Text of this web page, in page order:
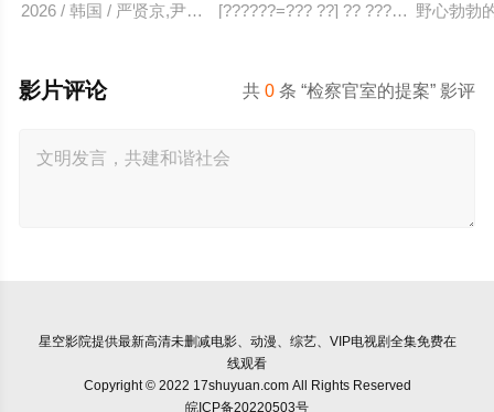
2026 / 韩国 / 严贤京,尹仲勋,申正允,尹多英,金惠玉,鲜于在德,尹
[??????=??? ??] ?? ???? ?? ?? ???
野心勃勃
共0 条 “检察官室的提案” 影评
影片评论
星空影院提供最新高清未删减电影、动漫、综艺、VIP电视剧全集免费在
线观看
Copyright © 2022 17shuyuan.com All Rights Reserved
皖ICP备20220503号